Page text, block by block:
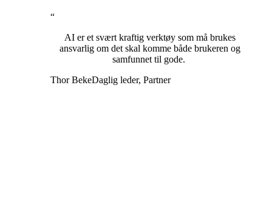
“
AI er et svært kraftig verktøy som må brukes
ansvarlig om det skal komme både brukeren og
samfunnet til gode.
Thor BekeDaglig leder, Partner